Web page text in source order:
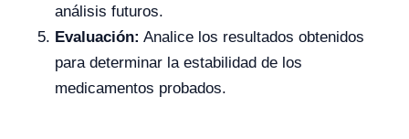
análisis futuros.
Evaluación: Analice los resultados obtenidos
para determinar la estabilidad de los
medicamentos probados.